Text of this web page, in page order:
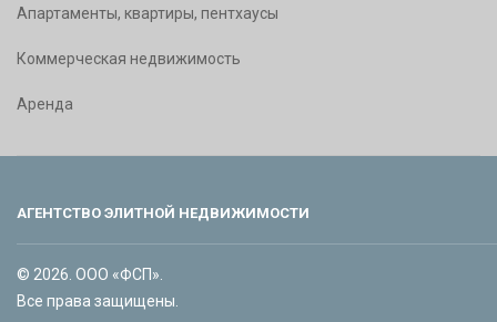
Апартаменты, квартиры, пентхаусы
Коммерческая недвижимость
Аренда
АГЕНТСТВО ЭЛИТНОЙ НЕДВИЖИМОСТИ
© 2026. ООО «ФСП».
Все права защищены.